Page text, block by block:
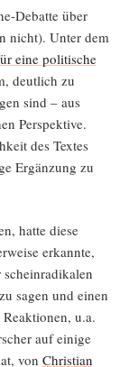
Debat­te über
nicht). Unter dem
eine poli­ti­sche
deut­lich zu
sind – aus
Per­spek­ti­ve.
des Tex­tes
Ergän­zung zu
hat­te die­se
erkann­te,
sagen und einen
u.a.
auf eini­ge
von Chris­ti­an